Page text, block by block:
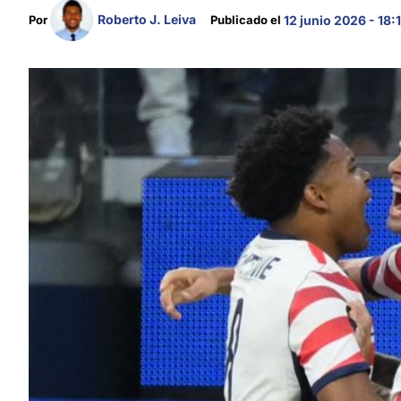
Por Roberto J. Leiva Publicado el 12 junio 2026 -